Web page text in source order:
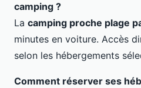
camping ?
La camping proche plage
minutes en voiture. Accès
selon les hébergements
Comment réserver ses